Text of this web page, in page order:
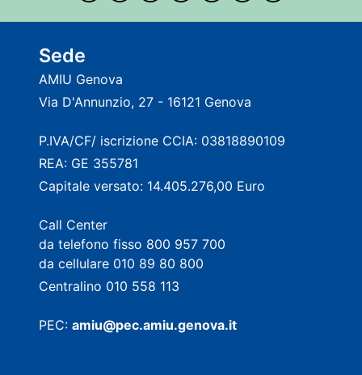
Sede
AMIU Genova
Via D'Annunzio, 27 - 16121 Genova
P.IVA/CF/ iscrizione CCIA: 03818890109
REA: GE 355781
Capitale versato: 14.405.276,00 Euro
Call Center
da telefono fisso 800 957 700
da cellulare 010 89 80 800
Centralino 010 558 113
PEC: amiu@pec.amiu.genova.it